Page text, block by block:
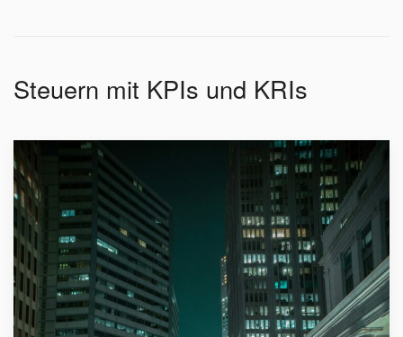
Steuern mit KPIs und KRIs